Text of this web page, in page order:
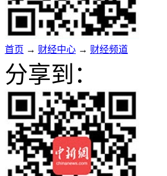
首页 → 财经中心 → 财经频道
分享到：